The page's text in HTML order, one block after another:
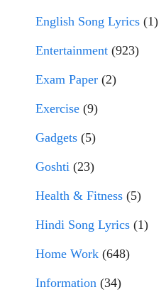
English Song Lyrics (1)
Entertainment (923)
Exam Paper (2)
Exercise (9)
Gadgets (5)
Goshti (23)
Health & Fitness (5)
Hindi Song Lyrics (1)
Home Work (648)
Information (34)